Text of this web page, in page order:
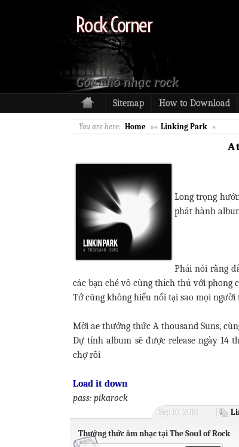
Rock Corner
Góc nhỏ nhạc rock
Sitemap How to Download
You are here: Home »» Linking Park »
A
Long trọng
phát hành
Phải nói rằng
các bạn chẻ vô cùng thích thú với phong
Tớ cũng không hiểu nổi tại sao mọi
Mời ae thưởng thức A thousand Suns,
Dự tính album sẽ được release ngày 14
chợ rồi
Load it down
pass: pikarock
Sep 10, 2010
Thưởng thức âm nhạc tại The Soul of Rock